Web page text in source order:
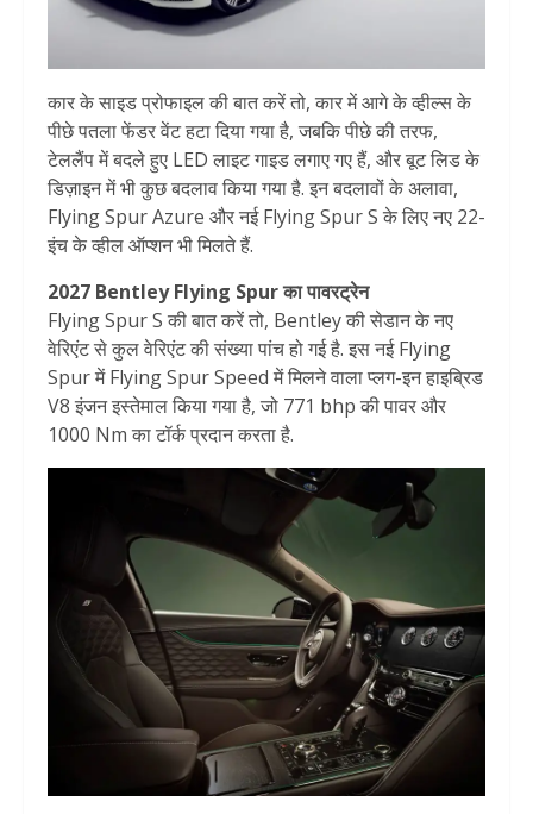
कार के साइड प्रोफाइल की बात करें तो, कार में आगे के व्हील्स के
पीछे पतला फेंडर वेंट हटा दिया गया है, जबकि पीछे की तरफ,
टेललैंप में बदले हुए LED लाइट गाइड लगाए गए हैं, और बूट लिड के
डिज़ाइन में भी कुछ बदलाव किया गया है. इन बदलावों के अलावा,
Flying Spur Azure और नई Flying Spur S के लिए नए 22-
इंच के व्हील ऑप्शन भी मिलते हैं.
2027 Bentley Flying Spur का पावरट्रेन
Flying Spur S की बात करें तो, Bentley की सेडान के नए
वेरिएंट से कुल वेरिएंट की संख्या पांच हो गई है. इस नई Flying
Spur में Flying Spur Speed में मिलने वाला प्लग-इन हाइब्रिड
V8 इंजन इस्तेमाल किया गया है, जो 771 bhp की पावर और
1000 Nm का टॉर्क प्रदान करता है.